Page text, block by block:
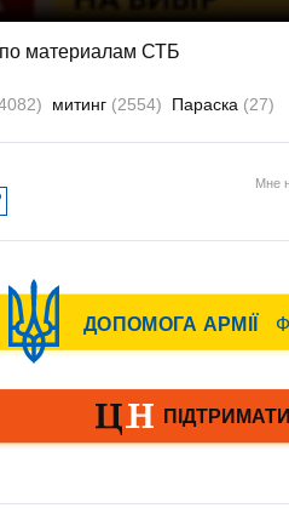
материалам СТБ
митинг (2554) Параска (27)
Мне